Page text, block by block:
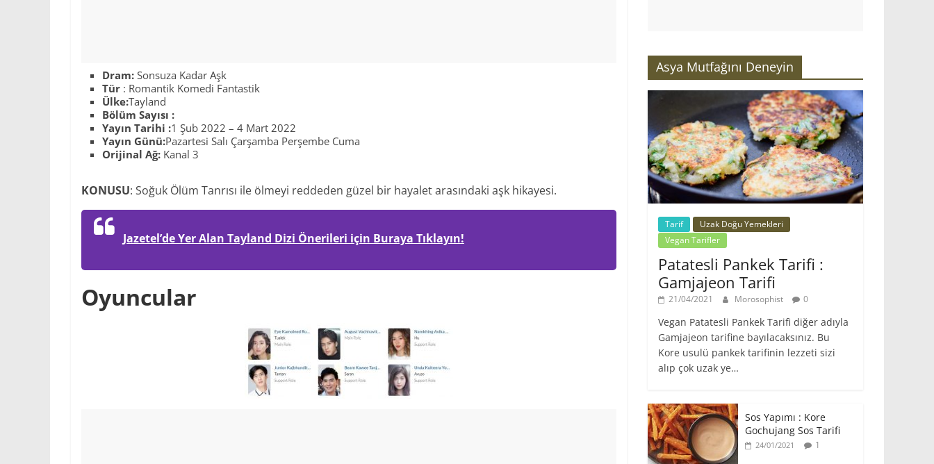
Dram: Sonsuza Kadar Aşk
Tür : Romantik Komedi Fantastik
Ülke:Tayland
Bölüm Sayısı :
Yayın Tarihi :1 Şub 2022 – 4 Mart 2022
Yayın Günü:Pazartesi Salı Çarşamba Perşembe Cuma
Orijinal Ağ: Kanal 3
KONUSU: Soğuk Ölüm Tanrısı ile ölmeyi reddeden güzel bir hayalet arasındaki aşk hikayesi.
Jazetel’de Yer Alan Tayland Dizi Önerileri için Buraya Tıklayın!
Oyuncular
Asya Mutfağını Deneyin
Tarif
Uzak Doğu Yemekleri
Vegan Tarifler
Patatesli Pankek Tarifi :
Gamjajeon Tarifi
21/04/2021 Morosophist 0
Vegan Patatesli Pankek Tarifi diğer adıyla
Gamjajeon tarifine bayılacaksınız. Bu
Kore usulü pankek tarifinin lezzeti sizi
alıp çok uzak ye…
Sos Yapımı : Kore
Gochujang Sos Tarifi
24/01/2021 1